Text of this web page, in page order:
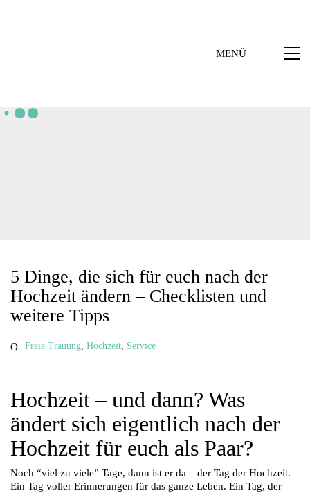
MENÜ
5 Dinge, die sich für euch nach der
Hochzeit ändern – Checklisten und
weitere Tipps
Freie Trauung Hochzeit Service
Hochzeit – und dann? Was
ändert sich eigentlich nach der
Hochzeit für euch als Paar?
Noch “viel zu viele” Tage, dann ist er da – der Tag der Hochzeit.
Ein Tag voller Erinnerungen für das ganze Leben. Ein Tag, der